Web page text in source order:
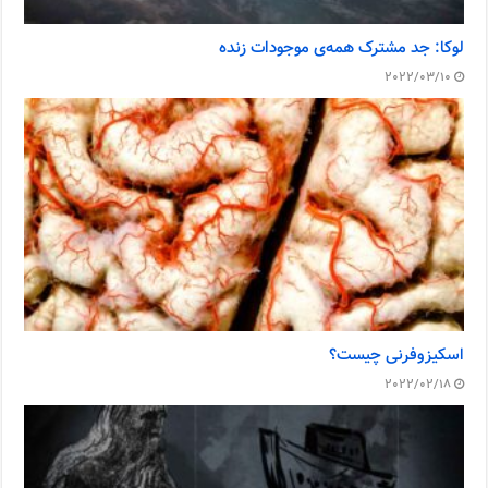
لوکا: جد مشترک همه‌ی موجودات زنده
2022/03/10
اسکیزوفرنی چیست؟
2022/02/18